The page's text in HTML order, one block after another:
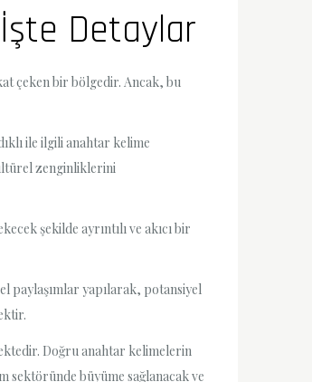
İşte Detaylar
çeken bir bölgedir. Ancak, bu
ile ilgili anahtar kelime
zenginliklerini
şekilde ayrıntılı ve akıcı bir
paylaşımlar yapılarak, potansiyel
Doğru anahtar kelimelerin
sektöründe büyüme sağlanacak ve